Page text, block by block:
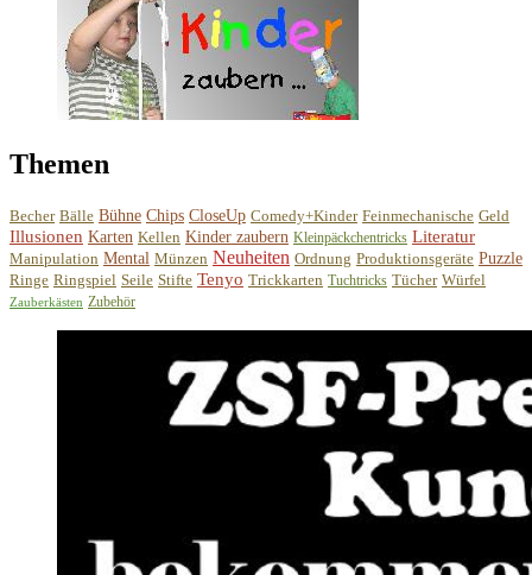
Themen
Becher Bälle Bühne Chips CloseUp Comedy+Kinder Feinmechanische Geld
Illusionen Karten Kellen Kinder zaubern Kleinpäckchentricks Literatur
Manipulation Mental Münzen Neuheiten Ordnung Produktionsgeräte Puzzle
Ringe Ringspiel Seile Stifte Tenyo Trickkarten Tuchtricks Tücher Würfel
Zauberkästen Zubehör